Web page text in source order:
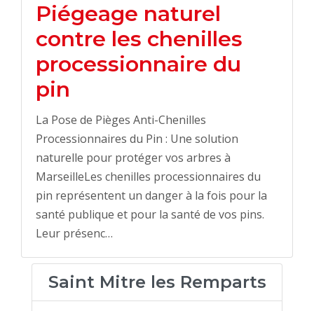
Piégeage naturel
contre les chenilles
processionnaire du
pin
La Pose de Pièges Anti-Chenilles
Processionnaires du Pin : Une solution
naturelle pour protéger vos arbres à
MarseilleLes chenilles processionnaires du
pin représentent un danger à la fois pour la
santé publique et pour la santé de vos pins.
Leur présenc…
Saint Mitre les Remparts